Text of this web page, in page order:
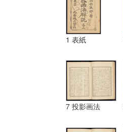
1 表紙
7 投影画法